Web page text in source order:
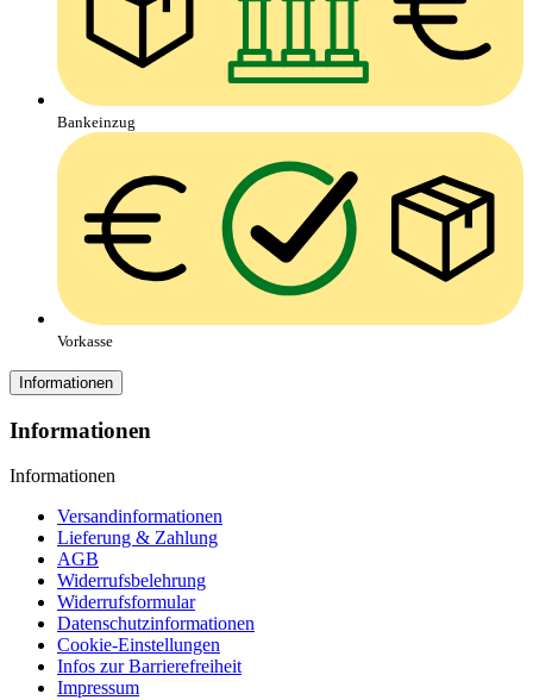
Bankeinzug
Vorkasse
Informationen
Informationen
Informationen
Versandinformationen
Lieferung & Zahlung
AGB
Widerrufsbelehrung
Widerrufsformular
Datenschutzinformationen
Cookie-Einstellungen
Infos zur Barrierefreiheit
Impressum